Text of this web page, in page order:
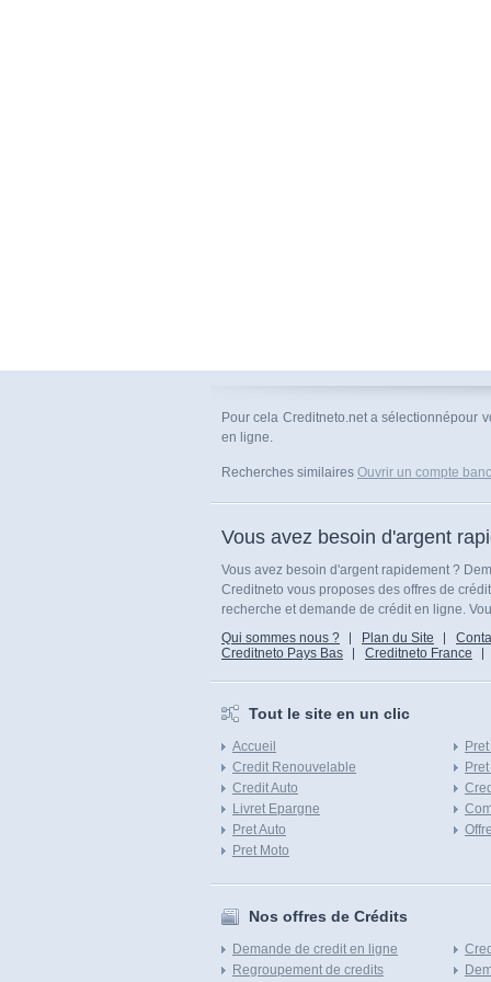
Pour cela Creditneto.net a sélectionnépour
en ligne.
Recherches similaires Ouvrir un compte
Vous avez besoin d'argent
Vous avez besoin d'argent rapidement ?
Creditneto vous proposes des offres de
recherche et demande de crédit en ligne.
Qui sommes nous ?
Plan du Site
Creditneto Pays Bas
Creditneto France
Tout le site en un clic
Accueil
Credit Renouvelable
Credit Auto
Livret Epargne
Pret Auto
Pret Moto
Nos offres de Crédits
Demande de credit en ligne
Regroupement de credits